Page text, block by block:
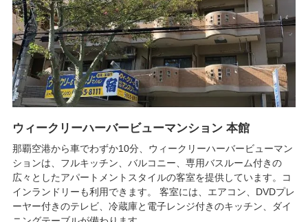
ウィークリーハーバービューマンション 本館
那覇空港から車でわずか10分、ウィークリーハーバービューマン
ションは、フルキッチン、バルコニー、専用バスルーム付きの
広々としたアパートメントスタイルの客室を提供しています。コ
インランドリーも利用できます。 客室には、エアコン、DVDプレ
ーヤー付きのテレビ、冷蔵庫と電子レンジ付きのキッチン、ダイ